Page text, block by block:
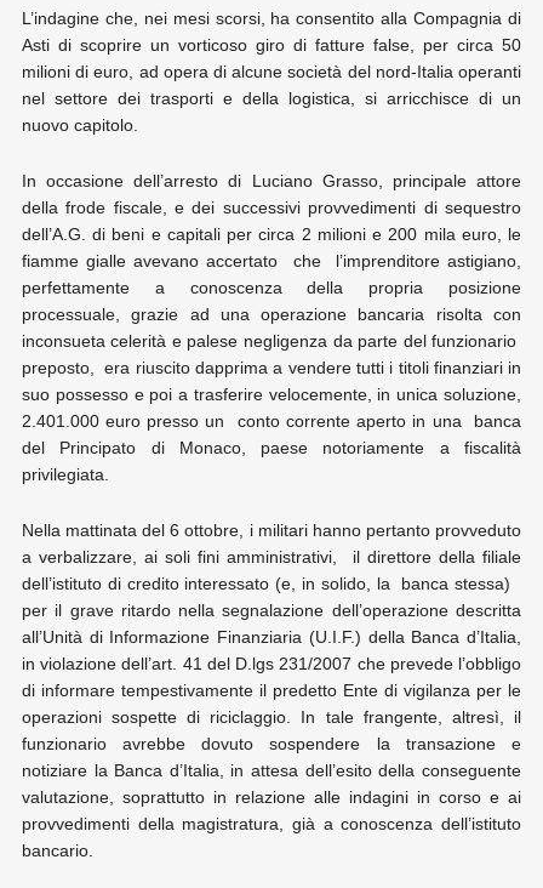
L’indagine che, nei mesi scorsi, ha consentito alla Compagnia di
Asti di scoprire un vorticoso giro di fatture false, per circa 50
milioni di euro, ad opera di alcune società del nord-Italia operanti
nel settore dei trasporti e della logistica, si arricchisce di un
nuovo capitolo.
In occasione dell’arresto di Luciano Grasso, principale attore
della frode fiscale, e dei successivi provvedimenti di sequestro
dell’A.G. di beni e capitali per circa 2 milioni e 200 mila euro, le
fiamme gialle avevano accertato che l’imprenditore astigiano,
perfettamente a conoscenza della propria posizione
processuale, grazie ad una operazione bancaria risolta con
inconsueta celerità e palese negligenza da parte del funzionario
preposto, era riuscito dapprima a vendere tutti i titoli finanziari in
suo possesso e poi a trasferire velocemente, in unica soluzione,
2.401.000 euro presso un conto corrente aperto in una banca
del Principato di Monaco, paese notoriamente a fiscalità
privilegiata.
Nella mattinata del 6 ottobre, i militari hanno pertanto provveduto
a verbalizzare, ai soli fini amministrativi, il direttore della filiale
dell’istituto di credito interessato (e, in solido, la banca stessa)
per il grave ritardo nella segnalazione dell’operazione descritta
all’Unità di Informazione Finanziaria (U.I.F.) della Banca d’Italia,
in violazione dell’art. 41 del D.lgs 231/2007 che prevede l’obbligo
di informare tempestivamente il predetto Ente di vigilanza per le
operazioni sospette di riciclaggio. In tale frangente, altresì, il
funzionario avrebbe dovuto sospendere la transazione e
notiziare la Banca d’Italia, in attesa dell’esito della conseguente
valutazione, soprattutto in relazione alle indagini in corso e ai
provvedimenti della magistratura, già a conoscenza dell’istituto
bancario.